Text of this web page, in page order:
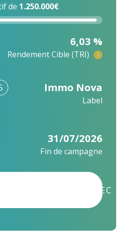
de 1.250.000€
6,03 %
Rendement Cible (TRI) i
Immo Nova
Label
31/07/2026
Fin de campagne
A ÉTÉ FINANCÉ AVEC